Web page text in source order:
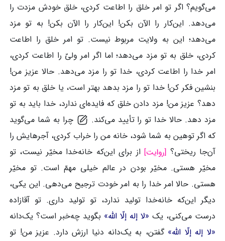
می‌گویم؟ اگر تو امر خلق را اطاعت کردی، خلق خودش مزدت را
می‌دهد. این‌کار را الآن بکن! این‌کار را الآن بکن! به تو مزد
می‌دهد؛ این به ولایت مربوط نیست. تو امر خلق را اطاعت
کردی، خلق به تو مزد می‌دهد؛ اما اگر امر ولیّ را اطاعت کردی،
امر خدا را اطاعت کردی، خدا تو را مزد می‌دهد. حالا عزیز من!
بنشین فکر کن! خدا تو را مزد بدهد بهتر است، یا خلق به تو مزد
دهد؟ عزیز من! مزد دادن خلق که فایده‌ای ندارد، خدا باید به تو
مزد دهد. حالا خدا تو را تأیید می‌کند.
چرا به شما می‌گوید
که اگر توهین به شما شود، خانه من را خراب کردی، آجرهایش را
آن‌جا ریختی؟
از برای این‌که خانه‌خدا مخیّر نیست، تو
مخیّر هستی. مخیّر بودن در عالم خیلی مهمّ است. تو مخیّر
هستی. حالا امر خدا را به امر خودت ترجیح می‌دهی. این یکی،
دیگر این‌که خانه‌خدا تولید ندارد، تو تولید داری. تو آقازاده
درست می‌کنی، یک «لا إله إلّا الله» بگوید چه‌خبر است؟ یک‌دانه
«لا إله إلّا الله» گفتن، به یک‌دانه دنیا ارزش دارد. عزیز من! تو